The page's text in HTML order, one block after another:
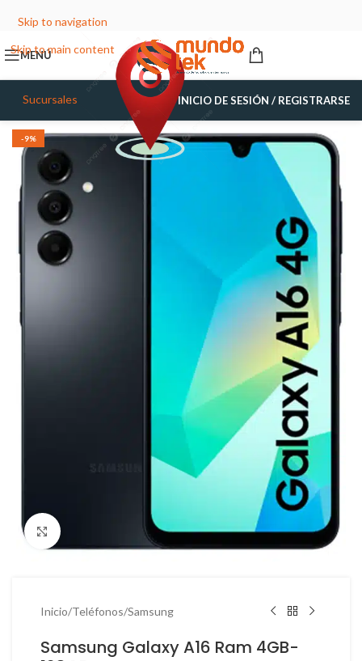
Skip to navigation
Skip to main content
MENÚ
Sucursales INICIO DE SESIÓN / REGISTRARSE
-9%
Haga Click para agrandar
Inicio/Teléfonos/Samsung
Samsung Galaxy A16 Ram 4GB-